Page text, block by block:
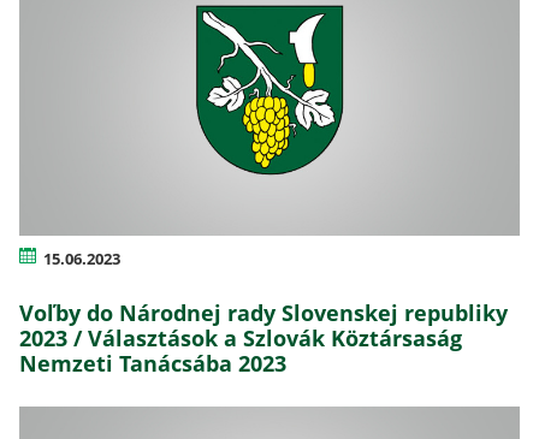
15.06.2023
Voľby do Národnej rady Slovenskej republiky
2023 / Választások a Szlovák Köztársaság
Nemzeti Tanácsába 2023